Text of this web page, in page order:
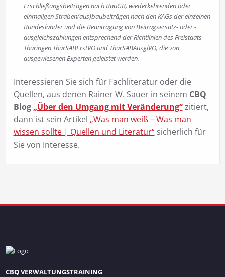
Erschließungsbeiträgen nach BauGB, wiederkehrenden oder
einmaligen Straßen(aus)baubeiträgen nach den KAGs der einzelnen
Bundesländer und die Beantragung von Beitragsersatz- oder -
ausgleichszahlungen entsprechend der Richtlinien des Freistaats
Thüringen ThürSABErstVO und ThürSABAusglVO, die von
ausgewiesenen Experten geleistet werden.
Interessieren Sie sich für Fachliteratur oder die
Quellen, aus denen Rainer W. Sauer in seinem CBQ
Blog „Über den Umgang mit Veränderung“zitiert,
dann ist sein Artikel „Was man weiß – Was man
wissen sollte | Quellen und Literatur“sicherlich für
Sie von Interesse.
CBQ VERWALTUNGSTRAINING